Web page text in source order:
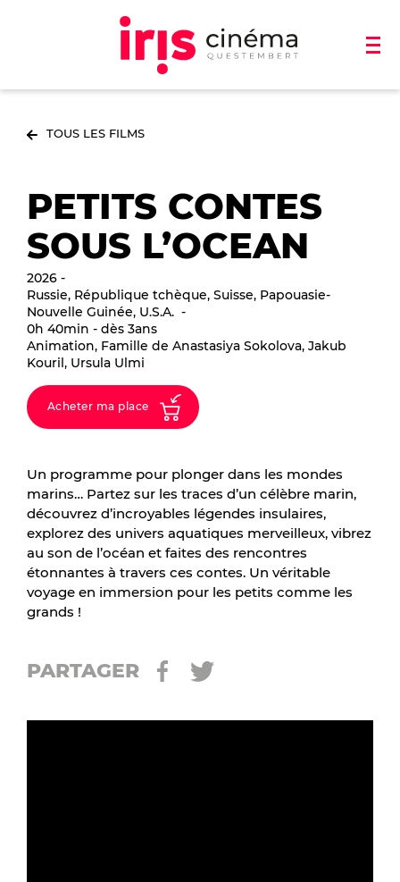
TOUS LES FILMS
PETITS CONTES
SOUS L’OCEAN
2026
Russie, République tchèque, Suisse, Papouasie-
Nouvelle Guinée, U.S.A.
0h 40min - dès 3ans
Animation, Famille de Anastasiya Sokolova, Jakub
Kouril, Ursula Ulmi
Acheter ma place
Un programme pour plonger dans les mondes
marins… Partez sur les traces d’un célèbre marin,
découvrez d’incroyables légendes insulaires,
explorez des univers aquatiques merveilleux, vibrez
au son de l’océan et faites des rencontres
étonnantes à travers ces contes. Un véritable
voyage en immersion pour les petits comme les
grands !
PARTAGER